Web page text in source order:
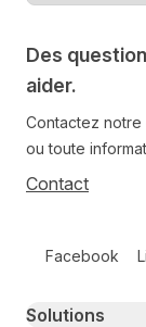
Des
aider.
Contactez
ou toute
Contact
Facebook
Primary footer
Solutions